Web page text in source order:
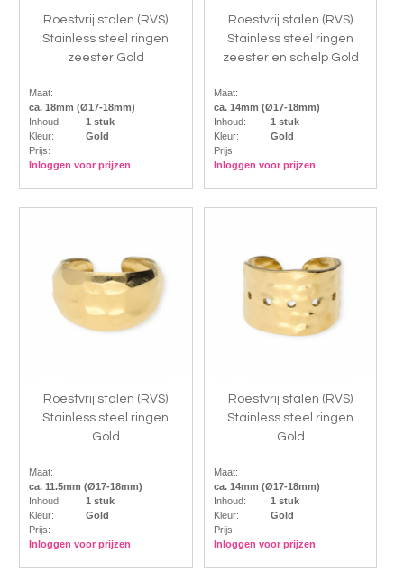
Roestvrij stalen (RVS)
Stainless steel ringen
zeester Gold
Maat:
ca. 18mm (Ø17-18mm)
Inhoud:
1 stuk
Kleur:
Gold
Prijs:
Inloggen voor prijzen
Roestvrij stalen (RVS)
Stainless steel ringen
zeester en schelp Gold
Maat:
ca. 14mm (Ø17-18mm)
Inhoud:
1 stuk
Kleur:
Gold
Prijs:
Inloggen voor prijzen
Roestvrij stalen (RVS)
Stainless steel ringen
Gold
Maat:
ca. 11.5mm (Ø17-18mm)
Inhoud:
1 stuk
Kleur:
Gold
Prijs:
Inloggen voor prijzen
Roestvrij stalen (RVS)
Stainless steel ringen
Gold
Maat:
ca. 14mm (Ø17-18mm)
Inhoud:
1 stuk
Kleur:
Gold
Prijs:
Inloggen voor prijzen